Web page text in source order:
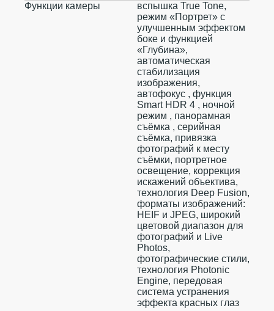
Функции камеры
вспышка True Tone,
режим «Портрет» с
улучшенным эффектом
боке и функцией
«Глубина»,
автоматическая
стабилизация
изображения,
автофокус , функция
Smart HDR 4 , ночной
режим , панорамная
съёмка , серийная
съëмка, привязка
фотографий к месту
съёмки, портретное
освещение, коррекция
искажений объектива,
технология Deep Fusion,
форматы изображений:
HEIF и JPEG, широкий
цветовой диапазон для
фотографий и Live
Photos,
фотографические стили,
технология Photonic
Engine, передовая
система устранения
эффекта красных глаз